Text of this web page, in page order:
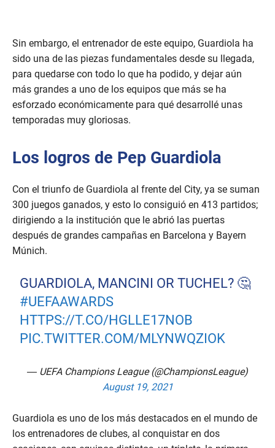
Sin embargo, el entrenador de este equipo, Guardiola ha
sido una de las piezas fundamentales desde su llegada,
para quedarse con todo lo que ha podido, y dejar aún
más grandes a uno de los equipos que más se ha
esforzado económicamente para qué desarrollé unas
temporadas muy gloriosas.
Los logros de Pep Guardiola
Con el triunfo de Guardiola al frente del City, ya se suman
300 juegos ganados, y esto lo consiguió en 413 partidos;
dirigiendo a la institución que le abrió las puertas
después de grandes campañas en Barcelona y Bayern
Múnich.
GUARDIOLA, MANCINI OR TUCHEL? 🤔
#UEFAAWARDS
HTTPS://T.CO/HGLLE17NOB
PIC.TWITTER.COM/MLYNWQZIOK
— UEFA Champions League (@ChampionsLeague)
August 19, 2021
Guardiola es uno de los más destacados en el mundo de
los entrenadores de clubes, al conquistar en dos